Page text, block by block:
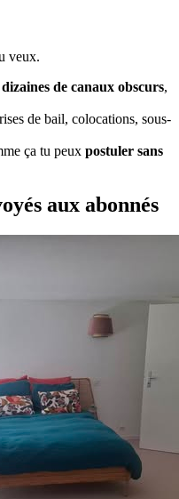
veux.
de canaux obscurs,
de bail, colocations, sous-
ça tu peux postuler sans
aux abonnés